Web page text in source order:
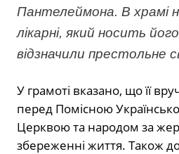
Пантелеймона. В храмі
лікарні, який носить
відзначили престольне
У грамоті вказано, що її
перед Помісною
Церквою та народом за
збереженні життя. Також